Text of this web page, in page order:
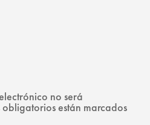
no será
obligatorios están marcados